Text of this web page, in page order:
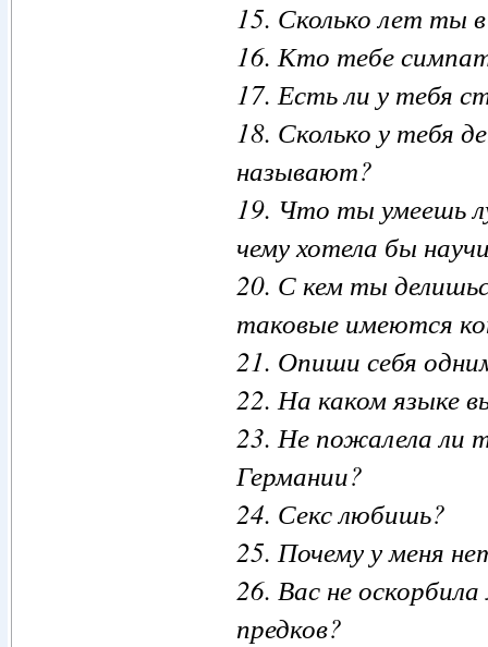
15. Сколько лет ты
16. Кто тебе
17. Есть ли у тебя
18. Сколько у тебя
называют?
19. Что ты умеешь
чему хотела бы
20. С кем ты
таковые имеются
21. Опиши себя
22. На каком языке
23. Не пожалела ли
Германии?
24. Секс любишь?
25. Почему у меня
26. Вас не
предков?